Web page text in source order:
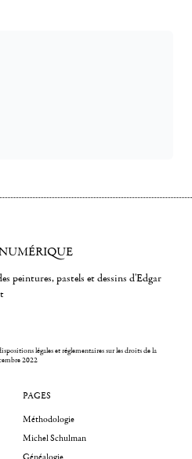
peintures, pastels et dessins d'Edgar
légales et réglementaires sur les droits de la
2022
PAGES
Méthodologie
Michel Schulman